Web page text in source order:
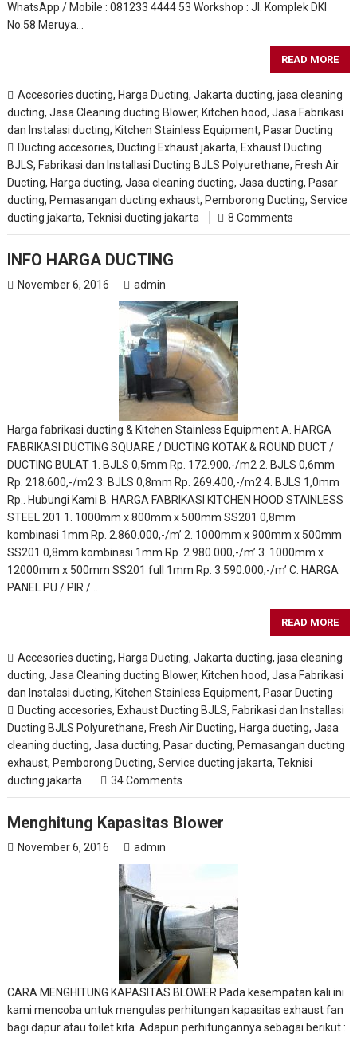
WhatsApp / Mobile : 081233 4444 53 Workshop : Jl. Komplek DKI
No.58 Meruya…
READ MORE
Accesories ducting,Harga Ducting,Jakarta ducting,jasa cleaning
ducting,Jasa Cleaning ducting Blower, Kitchen hood,Jasa Fabrikasi
dan Instalasi ducting,Kitchen Stainless Equipment,Pasar Ducting
Ducting accesories,Ducting Exhaust jakarta,Exhaust Ducting
BJLS,Fabrikasi dan Installasi Ducting BJLS Polyurethane,Fresh Air
Ducting,Harga ducting,Jasa cleaning ducting,Jasa ducting,Pasar
ducting,Pemasangan ducting exhaust,Pemborong Ducting,Service
ducting jakarta,Teknisi ducting jakarta 8 Comments
INFO HARGA DUCTING
November 6, 2016 admin
Harga fabrikasi ducting & Kitchen Stainless Equipment A. HARGA
FABRIKASI DUCTING SQUARE / DUCTING KOTAK & ROUND DUCT /
DUCTING BULAT 1. BJLS 0,5mm Rp. 172.900,-/m2 2. BJLS 0,6mm
Rp. 218.600,-/m2 3. BJLS 0,8mm Rp. 269.400,-/m2 4. BJLS 1,0mm
Rp.. Hubungi Kami B. HARGA FABRIKASI KITCHEN HOOD STAINLESS
STEEL 201 1. 1000mm x 800mm x 500mm SS201 0,8mm
kombinasi 1mm Rp. 2.860.000,-/m’ 2. 1000mm x 900mm x 500mm
SS201 0,8mm kombinasi 1mm Rp. 2.980.000,-/m’ 3. 1000mm x
12000mm x 500mm SS201 full 1mm Rp. 3.590.000,-/m’ C. HARGA
PANEL PU / PIR /…
READ MORE
Accesories ducting,Harga Ducting,Jakarta ducting,jasa cleaning
ducting,Jasa Cleaning ducting Blower, Kitchen hood,Jasa Fabrikasi
dan Instalasi ducting,Kitchen Stainless Equipment,Pasar Ducting
Ducting accesories,Exhaust Ducting BJLS,Fabrikasi dan Installasi
Ducting BJLS Polyurethane,Fresh Air Ducting,Harga ducting,Jasa
cleaning ducting,Jasa ducting,Pasar ducting,Pemasangan ducting
exhaust,Pemborong Ducting,Service ducting jakarta,Teknisi
ducting jakarta
34 Comments
Menghitung Kapasitas Blower
November 6, 2016 admin
CARA MENGHITUNG KAPASITAS BLOWER Pada kesempatan kali ini
kami mencoba untuk mengulas perhitungan kapasitas exhaust fan
bagi dapur atau toilet kita. Adapun perhitungannya sebagai berikut :